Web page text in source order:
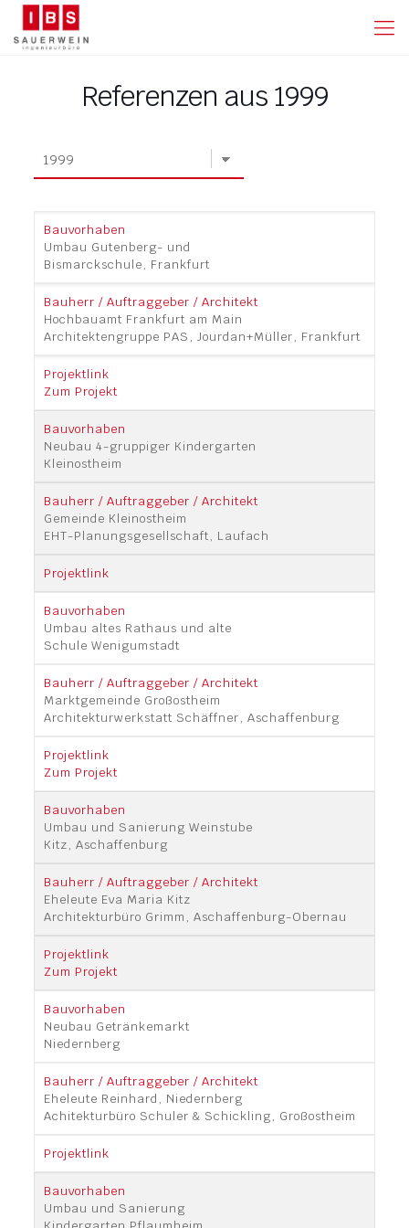
Referenzen aus 1999
Umbau Gutenberg- und
Bismarckschule, Frankfurt
Hochbauamt Frankfurt am Main
Architektengruppe PAS, Jourdan+Müller, Frankfurt
Zum Projekt
Neubau 4-gruppiger Kindergarten
Kleinostheim
Gemeinde Kleinostheim
EHT-Planungsgesellschaft, Laufach
Umbau altes Rathaus und alte
Schule Wenigumstadt
Marktgemeinde Großostheim
Architekturwerkstatt Schäffner, Aschaffenburg
Zum Projekt
Umbau und Sanierung Weinstube
Kitz, Aschaffenburg
Eheleute Eva Maria Kitz
Architekturbüro Grimm, Aschaffenburg-Obernau
Zum Projekt
Neubau Getränkemarkt
Niedernberg
Eheleute Reinhard, Niedernberg
Achitekturbüro Schuler & Schickling, Großostheim
Umbau und Sanierung